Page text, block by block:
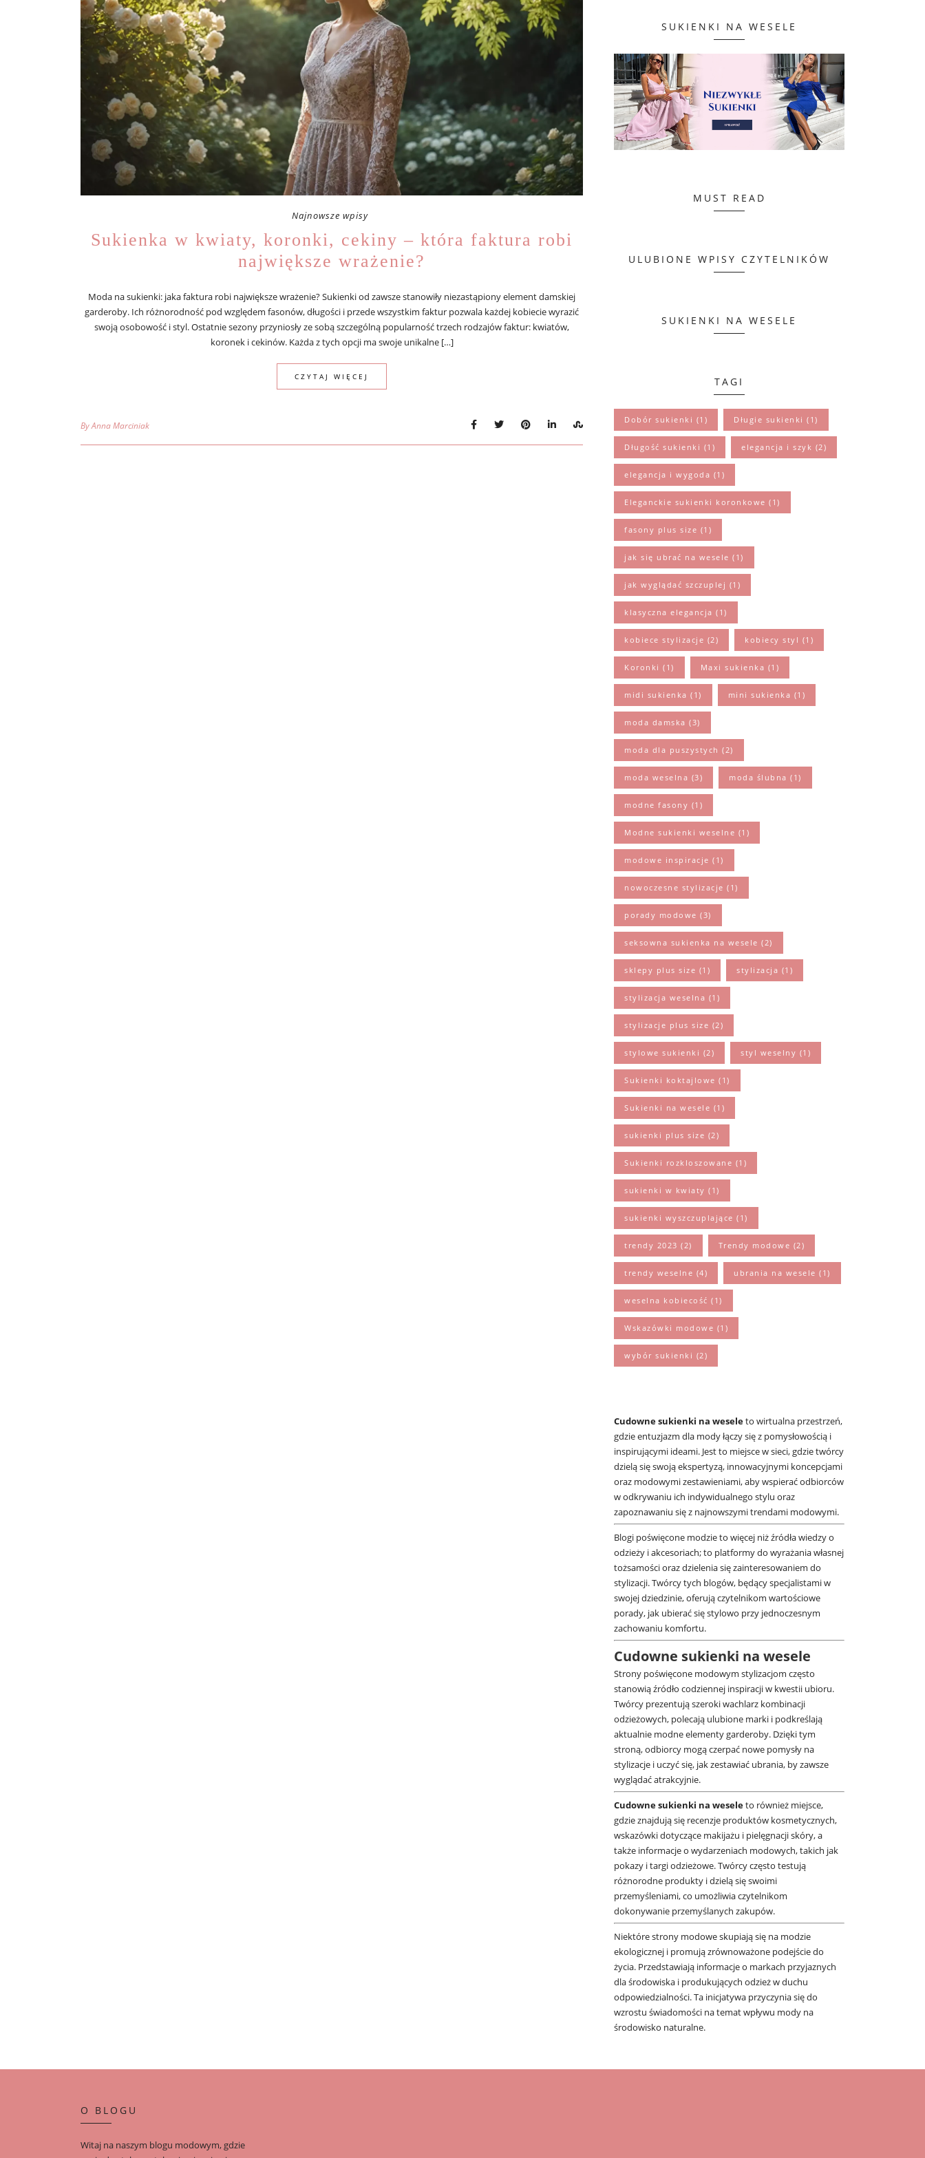
Najnowsze wpisy
Sukienka w kwiaty, koronki, cekiny – która faktura robi
największe wrażenie?
Moda na sukienki: jaka faktura robi największe wrażenie? Sukienki od zawsze stanowiły niezastąpiony element damskiej
garderoby. Ich różnorodność pod względem fasonów, długości i przede wszystkim faktur pozwala każdej kobiecie wyrazić
swoją osobowość i styl. Ostatnie sezony przyniosły ze sobą szczególną popularność trzech rodzajów faktur: kwiatów,
koronek i cekinów. Każda z tych opcji ma swoje unikalne […]
CZYTAJ WIĘCEJ
By Anna Marciniak
SUKIENKI NA WESELE
MUST READ
ULUBIONE WPISY CZYTELNIKÓW
SUKIENKI NA WESELE
TAGI
Dobór sukienki (1) Długie sukienki (1)
Długość sukienki (1) elegancja i szyk (2)
elegancja i wygoda (1)
Eleganckie sukienki koronkowe (1)
fasony plus size (1)
jak się ubrać na wesele (1)
jak wyglądać szczuplej (1)
klasyczna elegancja (1)
kobiece stylizacje (2) kobiecy styl (1)
Koronki (1) Maxi sukienka (1)
midi sukienka (1) mini sukienka (1)
moda damska (3)
moda dla puszystych (2)
moda weselna (3) moda ślubna (1)
modne fasony (1)
Modne sukienki weselne (1)
modowe inspiracje (1)
nowoczesne stylizacje (1)
porady modowe (3)
seksowna sukienka na wesele (2)
sklepy plus size (1) stylizacja (1)
stylizacja weselna (1)
stylizacje plus size (2)
stylowe sukienki (2) styl weselny (1)
Sukienki koktajlowe (1)
Sukienki na wesele (1)
sukienki plus size (2)
Sukienki rozkloszowane (1)
sukienki w kwiaty (1)
sukienki wyszczuplające (1)
trendy 2023 (2) Trendy modowe (2)
trendy weselne (4) ubrania na wesele (1)
weselna kobiecość (1)
Wskazówki modowe (1)
wybór sukienki (2)
Cudowne sukienki na weseleto wirtualna przestrzeń,
gdzie entuzjazm dla mody łączy się z pomysłowością i
inspirującymi ideami. Jest to miejsce w sieci, gdzie twórcy
dzielą się swoją ekspertyzą, innowacyjnymi koncepcjami
oraz modowymi zestawieniami, aby wspierać odbiorców
w odkrywaniu ich indywidualnego stylu oraz
zapoznawaniu się z najnowszymi trendami modowymi.
Blogi poświęcone modzie to więcej niż źródła wiedzy o
odzieży i akcesoriach; to platformy do wyrażania własnej
tożsamości oraz dzielenia się zainteresowaniem do
stylizacji. Twórcy tych blogów, będący specjalistami w
swojej dziedzinie, oferują czytelnikom wartościowe
porady, jak ubierać się stylowo przy jednoczesnym
zachowaniu komfortu.
Cudowne sukienki na wesele
Strony poświęcone modowym stylizacjom często
stanowią źródło codziennej inspiracji w kwestii ubioru.
Twórcy prezentują szeroki wachlarz kombinacji
odzieżowych, polecają ulubione marki i podkreślają
aktualnie modne elementy garderoby. Dzięki tym
stroną, odbiorcy mogą czerpać nowe pomysły na
stylizacje i uczyć się, jak zestawiać ubrania, by zawsze
wyglądać atrakcyjnie.
Cudowne sukienki na weseleto również miejsce,
gdzie znajdują się recenzje produktów kosmetycznych,
wskazówki dotyczące makijażu i pielęgnacji skóry, a
także informacje o wydarzeniach modowych, takich jak
pokazy i targi odzieżowe. Twórcy często testują
różnorodne produkty i dzielą się swoimi
przemyśleniami, co umożliwia czytelnikom
dokonywanie przemyślanych zakupów.
Niektóre strony modowe skupiają się na modzie
ekologicznej i promują zrównoważone podejście do
życia. Przedstawiają informacje o markach przyjaznych
dla środowiska i produkujących odzież w duchu
odpowiedzialności. Ta inicjatywa przyczynia się do
wzrostu świadomości na temat wpływu mody na
środowisko naturalne.
O BLOGU
Witaj na naszym blogu modowym, gdzie